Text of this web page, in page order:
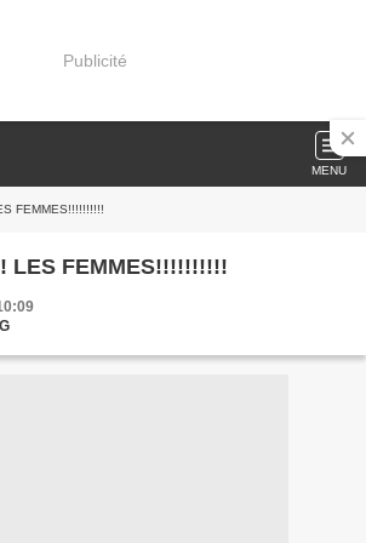
Publicité
MENU
FEMMES!!!!!!!!!!
LES FEMMES!!!!!!!!!!